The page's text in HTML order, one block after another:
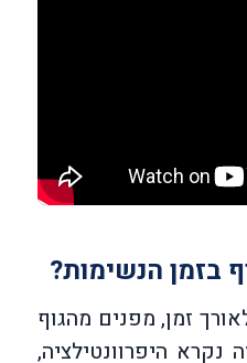
בזמן הנשימות?
זמן, מפנים מהגוף
נקרא היפרוונטילציה,